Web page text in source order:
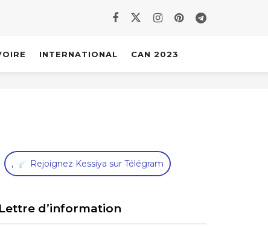
INTERNATIONAL CAN 2023
, Rejoignez Kessiya sur Télégram
Lettre d’information